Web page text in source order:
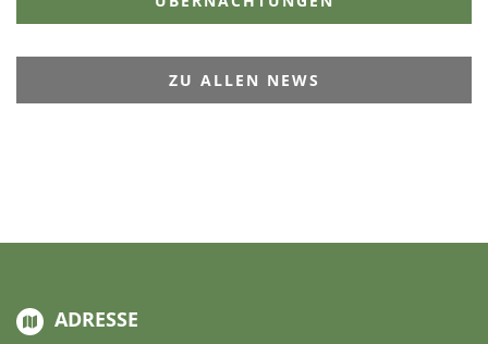
ZU ALLEN NEWS
ADRESSE